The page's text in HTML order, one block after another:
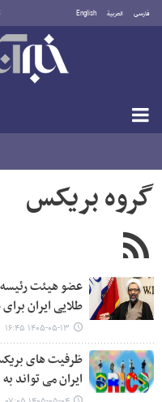
فارسی العربية English
یکشنبه ۱۸ مرداد ۱۴۰۵
گروه بریکس
عضو هیئت
طلایی ایران
۱۴۰۵-۰۵-۱۳ ۱۶:۴۵
ظرفیت های
ایران می تواند